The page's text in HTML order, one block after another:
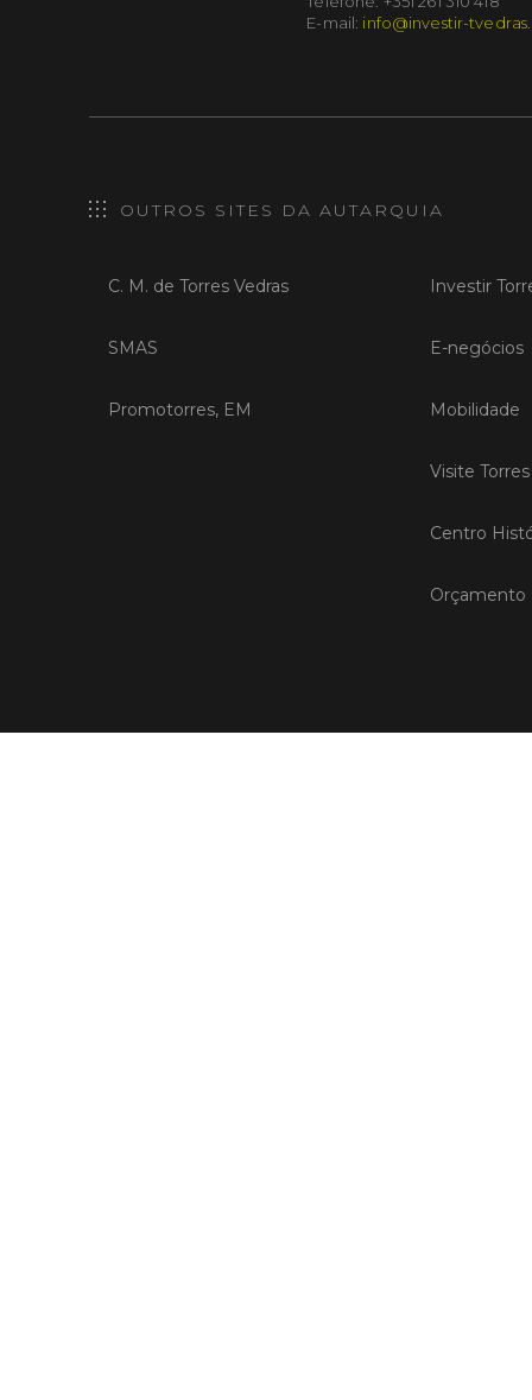
E-mail: info@investir-
OUTROS SITES DA AUTARQUIA
C. M. de Torres Vedras
SMAS
Promotorres, EM
Investir
E-negócios
Mobilidade
Visite
Centro
Orçamento